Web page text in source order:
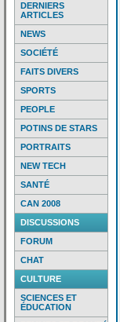
DERNIERS
ARTICLES
NEWS
SOCIÉTÉ
FAITS DIVERS
SPORTS
PEOPLE
POTINS DE STARS
PORTRAITS
NEW TECH
SANTÉ
CAN 2008
DISCUSSIONS
FORUM
CHAT
CULTURE
SCIENCES ET
ÉDUCATION